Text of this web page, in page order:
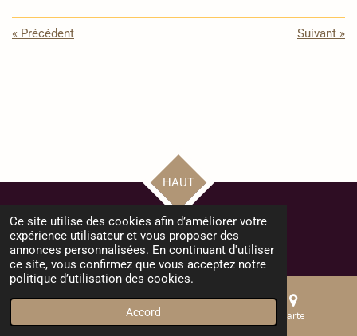
Ce site utilise des cookies afin d’améliorer votre
expérience utilisateur et vous proposer des
annonces personnalisées. En continuant d'utiliser
ce site, vous confirmez que vous acceptez notre
politique d’utilisation des cookies.
Accord
« Précédent Suivant »
HAUT
© 2024 - 2025 Bienvenue au Collège Monthéty - Pontault Combault
Téléphone Carte